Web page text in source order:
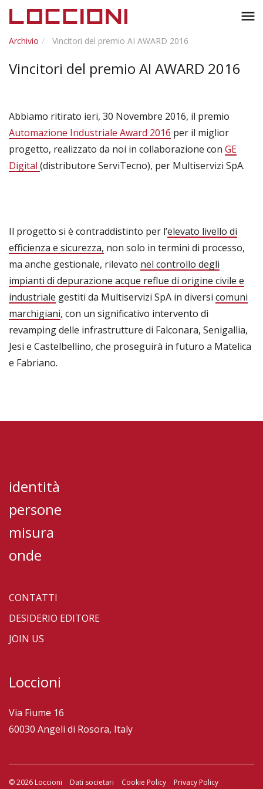
menu
Archivio Vincitori del premio AI AWARD 2016
Vincitori del premio AI AWARD 2016
Abbiamo ritirato ieri, 30 Novembre 2016, il premio
Automazione Industriale Award 2016 per il miglior
progetto, realizzato da noi in collaborazione con GE
Digital (distributore ServiTecno), per Multiservizi SpA.
Il progetto si è contraddistinto per l’elevato livello di
efficienza e sicurezza, non solo in termini di processo,
ma anche gestionale, rilevato nel controllo degli
impianti di depurazione acque reflue di origine civile e
industriale gestiti da Multiservizi SpA in diversi comuni
marchigiani, con un significativo intervento di
revamping delle infrastrutture di Falconara, Senigallia,
Jesi e Castelbellino, che proseguirà in futuro a Matelica
e Fabriano.
identità
persone
misura
onde
CONTATTI
DESIDERIO EDITORE
JOIN US
Loccioni
Via Fiume 16
60030 Angeli di Rosora, Italy
© 2026 Loccioni Dati societari Cookie Policy Privacy Policy